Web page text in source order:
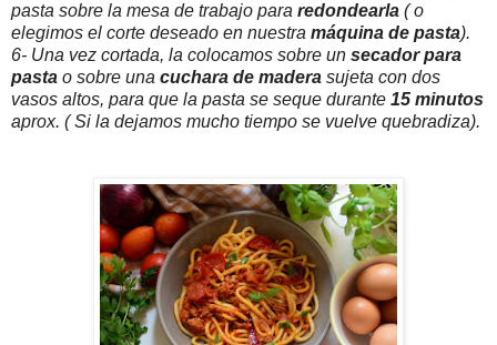
pasta sobre la mesa de trabajo para redondearla ( o
elegimos el corte deseado en nuestra máquina de pasta).
6- Una vez cortada, la colocamos sobre un secador para
pasta o sobre una cuchara de madera sujeta con dos
vasos altos, para que la pasta se seque durante 15 minutos
aprox. ( Si la dejamos mucho tiempo se vuelve quebradiza).